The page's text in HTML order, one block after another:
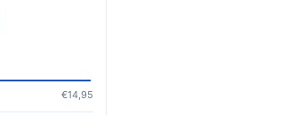
€14,95